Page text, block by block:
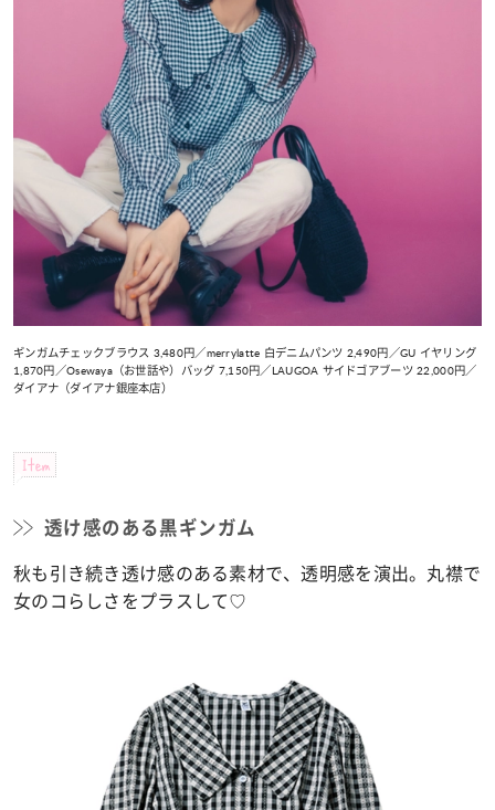
ギンガムチェックブラウス 3,480円／merrylatte 白デニムパンツ 2,490円／GU イヤリング
1,870円／Osewaya（お世話や）バッグ 7,150円／LAUGOA サイドゴアブーツ 22,000円／
ダイアナ（ダイアナ銀座本店）
Item
透け感のある黒ギンガム
秋も引き続き透け感のある素材で、透明感を演出。丸襟で
女のコらしさをプラスして♡